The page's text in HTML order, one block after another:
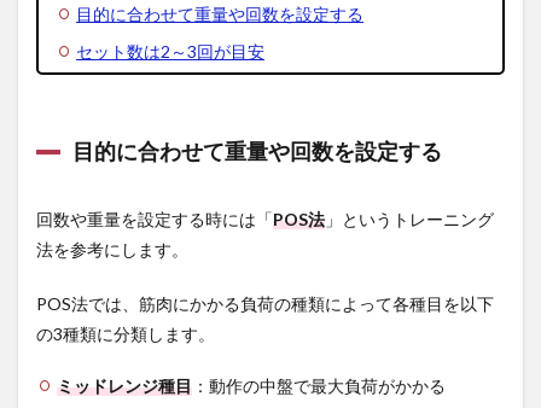
目的に合わせて重量や回数を設定する
セット数は2～3回が目安
目的に合わせて重量や回数を設定する
回数や重量を設定する時には「POS法 」というトレーニング
法を参考にします。
POS法では、筋肉にかかる負荷の種類によって各種目を以下
の3種類に分類します。
ミッドレンジ種目 ：動作の中盤で最大負荷がかかる